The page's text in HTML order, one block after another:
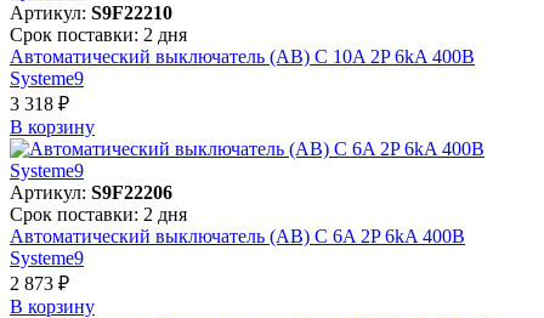
Артикул: S9F22210
Срок поставки: 2 дня
Автоматический выключатель (АВ) C 10A 2P 6kA 400В
Systeme9
3 318 ₽
В корзинy
Артикул: S9F22206
Срок поставки: 2 дня
Автоматический выключатель (АВ) C 6A 2P 6kA 400В
Systeme9
2 873 ₽
В корзинy